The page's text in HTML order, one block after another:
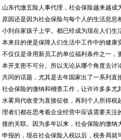
山东代缴五险人事代理，社会保险越来越
原因还是因为社会保险与每个人的生活息息
小到自家孩子上学。都已经成为现在人们生
本来目的便是保障人们生活中工作中的健
不仅仅是录用新员工的单位福利条件之一
本开支密不可分。所以无论从哪个角度去讨
共同的话题，尤其是去年国家出了一系列
社会保险的缴纳和稽查工作，让许许多多尤
水雾局代收变为直接征收，再到个人所得
理者们都在思考着企业经营中应该需要关
接的关联。因为多年以来，社会保险的缴
申报的，现在社会保险入税以后，税务局就